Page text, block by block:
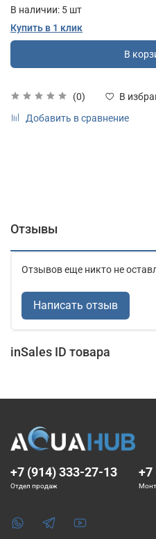
(0)
В
Добавить в сравнение
В наличии: 5 шт
Купить в 1 клик
В
Отзывы
Отзывов еще никто не
Написать отзыв
inSales ID товара
+7 (914) 333-27-13
Отдел продаж
+7